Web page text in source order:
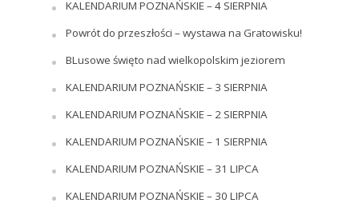
KALENDARIUM POZNAŃSKIE – 4 SIERPNIA
Powrót do przeszłości – wystawa na Gratowisku!
BLusowe święto nad wielkopolskim jeziorem
KALENDARIUM POZNAŃSKIE – 3 SIERPNIA
KALENDARIUM POZNAŃSKIE – 2 SIERPNIA
KALENDARIUM POZNAŃSKIE – 1 SIERPNIA
KALENDARIUM POZNAŃSKIE – 31 LIPCA
KALENDARIUM POZNAŃSKIE – 30 LIPCA